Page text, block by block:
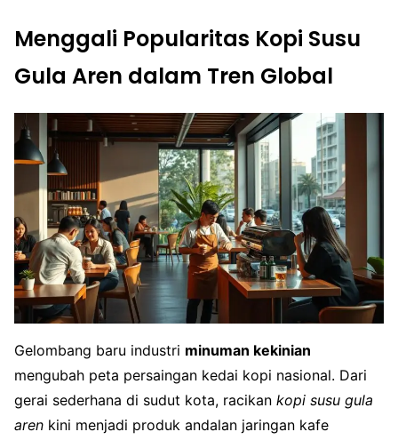
Menggali Popularitas Kopi Susu
Gula Aren dalam Tren Global
Gelombang baru industri minuman kekinian
mengubah peta persaingan kedai kopi nasional. Dari
gerai sederhana di sudut kota, racikan kopi susu gula
aren kini menjadi produk andalan jaringan kafe